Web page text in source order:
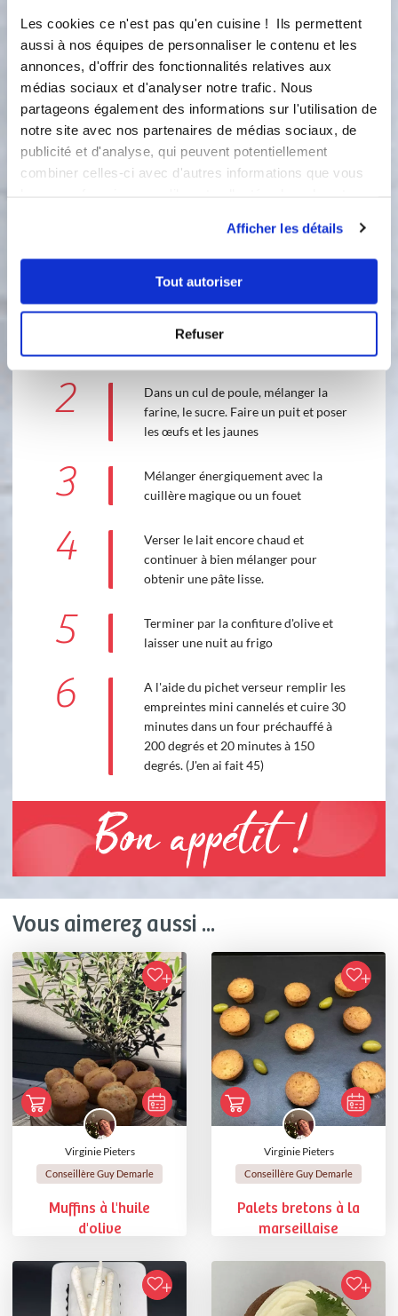
Les cookies ce n'est pas qu'en cuisine ! Ils permettent
aussi à nos équipes de personnaliser le contenu et les
annonces, d'offrir des fonctionnalités relatives aux
médias sociaux et d'analyser notre trafic. Nous
partageons également des informations sur l'utilisation de
notre site avec nos partenaires de médias sociaux, de
publicité et d'analyse, qui peuvent potentiellement
combiner celles-ci avec d'autres informations que vous
Afficher les détails
Tout autoriser
Refuser
30 gramme(s) de confiture d'olive verte
2 gramme(s) vanille liquide
6 étapes
Faire bouillir le lait , la vanille liquide
2
Dans un cul de poule, mélanger la
farine, le sucre. Faire un puit et poser
les œufs et les jaunes
3
Mélanger énergiquement avec la
cuillère magique ou un fouet
4
Verser le lait encore chaud et
continuer à bien mélanger pour
obtenir une pâte lisse.
5
Terminer par la confiture d'olive et
laisser une nuit au frigo
6
A l'aide du pichet verseur remplir les
empreintes mini cannelés et cuire 30
minutes dans un four préchauffé à
200 degrés et 20 minutes à 150
degrés. (J'en ai fait 45)
Bon appétit !
Vous aimerez aussi ...
Virginie Pieters
Conseillère Guy Demarle
Muffins à l'huile
d'olive
Virginie Pieters
Conseillère Guy Demarle
Palets bretons à la
marseillaise